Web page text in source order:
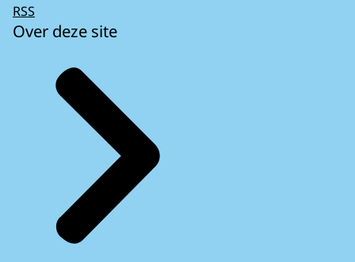
RSS
Over deze site